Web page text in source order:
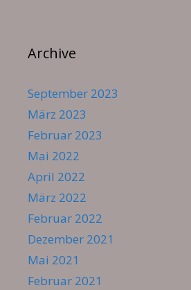
Archive
September 2023
März 2023
Februar 2023
Mai 2022
April 2022
März 2022
Februar 2022
Dezember 2021
Mai 2021
Februar 2021